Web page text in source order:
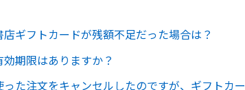
ギフトカードが残額不足だった場合は？
期限はありますか？
た注文をキャンセルしたのですが、ギフトカー